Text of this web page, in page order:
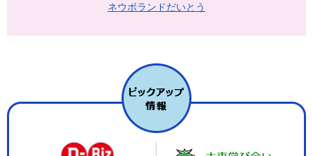
ネウボランドだいとう